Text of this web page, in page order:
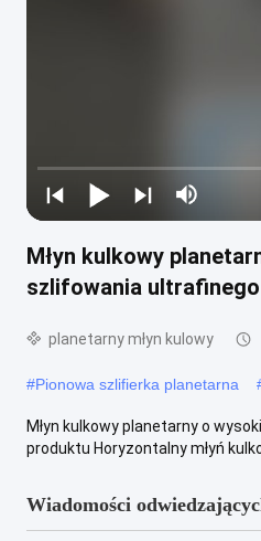
Młyn kulkowy
szlifowania
planetarny młyn kulowy
#Pionowa szlifierka planetarna
Młyn kulkowy planetarny o
produktu Horyzontalny młyń
Wiadomości